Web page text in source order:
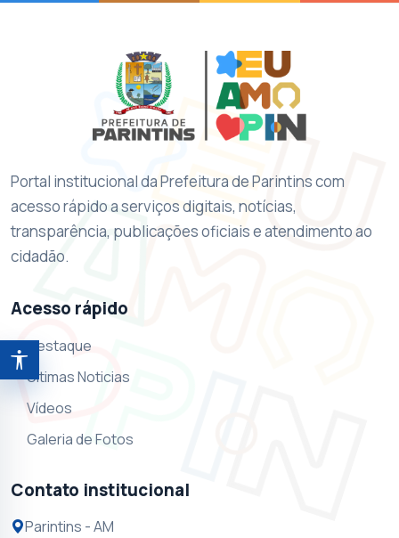
Abrir ferramentas de acessibilidade
Portal institucional da Prefeitura de Parintins com
acesso rápido a serviços digitais, notícias,
transparência, publicações oficiais e atendimento ao
cidadão.
Acesso rápido
Destaque
Ultimas Noticias
Vídeos
Galeria de Fotos
Contato institucional
Parintins - AM